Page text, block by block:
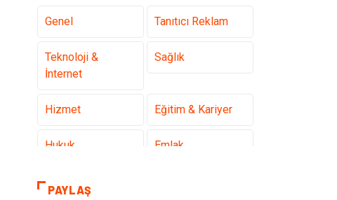
Genel Tanıtıcı Reklam
Teknoloji &
İnternet
Sağlık
Hizmet Eğitim & Kariyer
Hukuk Emlak
Otomotiv
PAYLAŞ